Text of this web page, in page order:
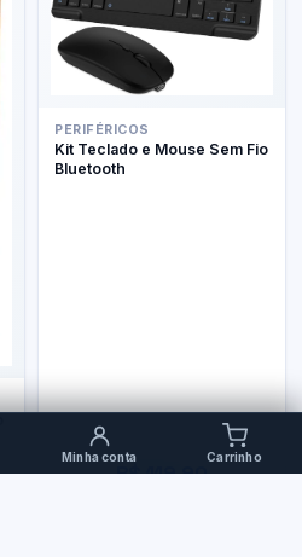
Minha conta Carrinho
PERIFÉRICOS
Kit Teclado e Mouse Sem Fio
Bluetooth
R$ 119,90